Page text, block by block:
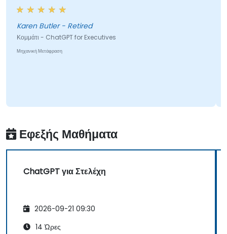
Karen Butler - Retired
Κομμάτι - ChatGPT for Executives
Μηχανική Μετάφραση
Εφεξής Μαθήματα
ChatGPT για Στελέχη
2026-09-21 09:30
14 Ώρες